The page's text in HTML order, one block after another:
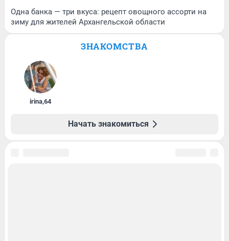
Одна банка — три вкуса: рецепт овощного ассорти на
зиму для жителей Архангельской области
ЗНАКОМСТВА
irina,64
Начать знакомиться